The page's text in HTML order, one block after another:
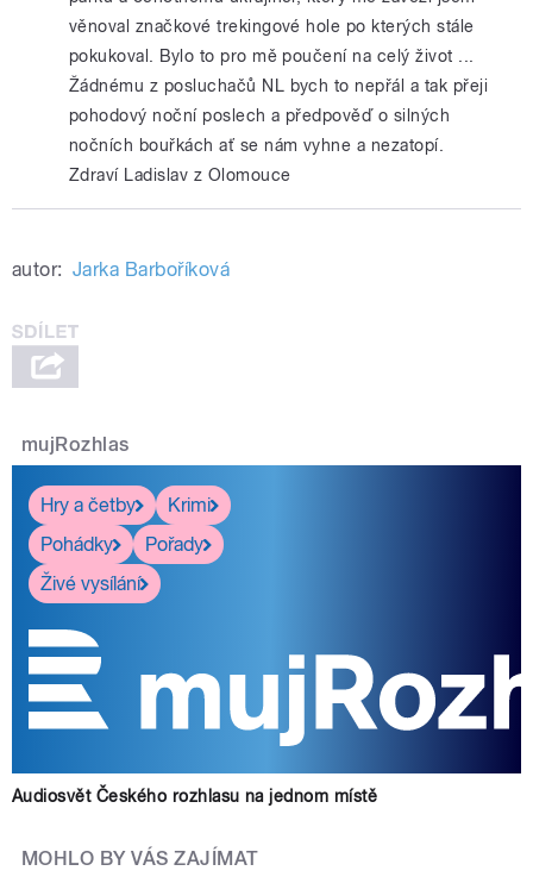
věnoval značkové trekingové hole po kterých stále
pokukoval. Bylo to pro mě poučení na celý život ...
Žádnému z posluchačů NL bych to nepřál a tak přeji
pohodový noční poslech a předpověď o silných
nočních bouřkách ať se nám vyhne a nezatopí.
Zdraví Ladislav z Olomouce
autor: Jarka Barboříková
mujRozhlas
Hry a četby
Krimi
Pohádky
Pořady
Živé vysílání
Audiosvět Českého rozhlasu na jednom místě
MOHLO BY VÁS ZAJÍMAT